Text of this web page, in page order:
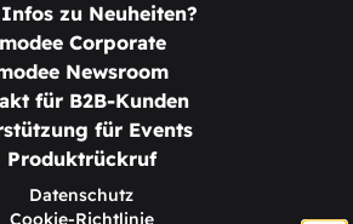
zu Neuheiten?
Corporate
Newsroom
für B2B-Kunden
für Events
Produktrückruf
Datenschutz
Cookie-Richtlinie